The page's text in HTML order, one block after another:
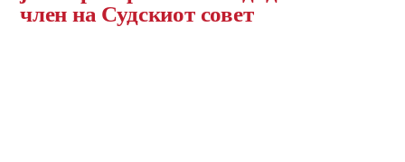
член на Судскиот совет